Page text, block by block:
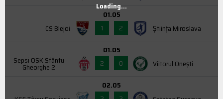
CS Blejoi
01.05
1
2 Știința Miroslava
Sepsi OSK Sfântu
Gheorghe 2
01.05
2
0 Viitorul Onești
02.05
Loading...